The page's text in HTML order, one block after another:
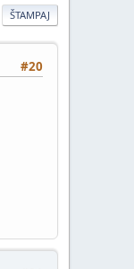
ŠTAMPAJ
#20